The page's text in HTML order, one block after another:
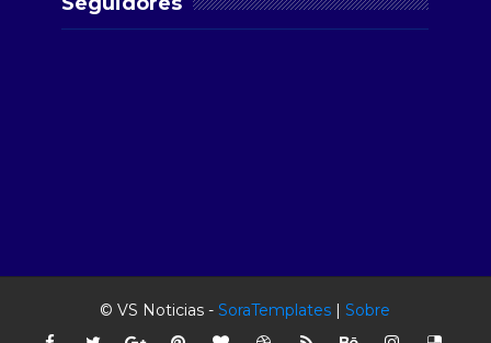
© VS Noticias -SoraTemplates |Sobre